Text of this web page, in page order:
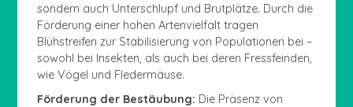
sondern auch Unterschlupf und Brutplätze. Durch die
Förderung einer hohen Artenvielfalt tragen
Blühstreifen zur Stabilisierung von Populationen bei –
sowohl bei Insekten, als auch bei deren Fressfeinden,
wie Vögel und Fledermäuse.
Förderung der Bestäubung: Die Präsenz von